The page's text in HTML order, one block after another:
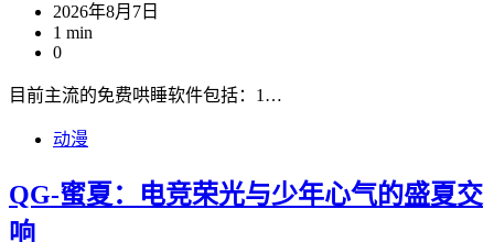
2026年8月7日
1 min
0
目前主流的免费哄睡软件包括：1…
动漫
QG-蜜夏：电竞荣光与少年心气的盛夏交
响